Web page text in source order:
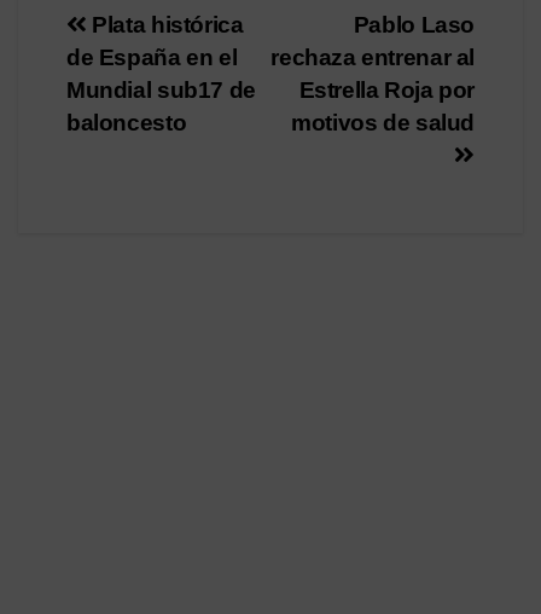
Navegación
de
entradas
Pablo Laso
rechaza entrenar al
Estrella Roja por
motivos de salud
Plata histórica
de España en el
Mundial sub17 de
baloncesto